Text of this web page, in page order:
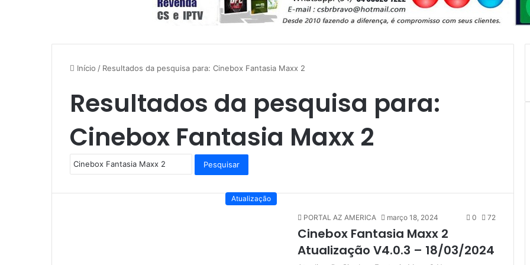
Início / Resultados da pesquisa para: Cinebox Fantasia Maxx 2
Resultados da pesquisa para:
Cinebox Fantasia Maxx 2
e
Atualização
PORTAL AZ AMERICA março 18, 2024 0 72
Cinebox Fantasia Maxx 2
Atualização V4.0.3 – 18/03/2024